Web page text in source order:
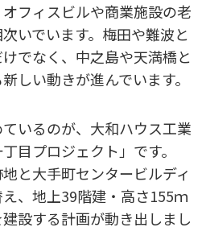
フィスビルや商業施設の老
いでいます。梅田や難波と
でなく、中之島や天満橋と
しい動きが進んでいます。
いるのが、大和ハウス工業
目プロジェクト」です。
と大手町センタービルディ
、地上39階建・高さ155ｍ
設する計画が動き出しまし